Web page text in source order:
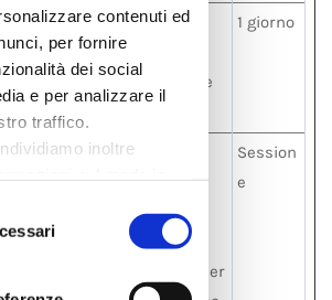
contenuti ed
per fornire
dei social
e per analizzare il
traffico.
inoltre
partner che si
di analisi dei dati
pubblicità e social
Utilizzato per
verificare se il
browser dell'utente
1 giorno
Cookie di
bilanciamento del
carico e gestione
della sessione
utente. Utilizzato per
Session
e